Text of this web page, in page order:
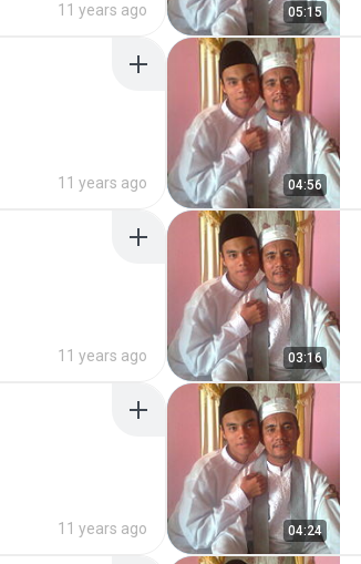
11 years ago 05:15
11 years ago 04:56
11 years ago 03:16
11 years ago 04:24